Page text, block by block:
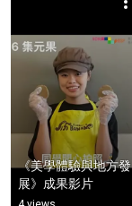
《美學體驗與地方發
展》成果影片